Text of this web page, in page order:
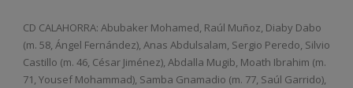
CD CALAHORRA: Abubaker Mohamed, Raúl Muñoz, Diaby Dabo
(m. 58, Ángel Fernández), Anas Abdulsalam, Sergio Peredo, Silvio
Castillo (m. 46, César Jiménez), Abdalla Mugib, Moath Ibrahim (m.
71, Yousef Mohammad), Samba Gnamadio (m. 77, Saúl Garrido),